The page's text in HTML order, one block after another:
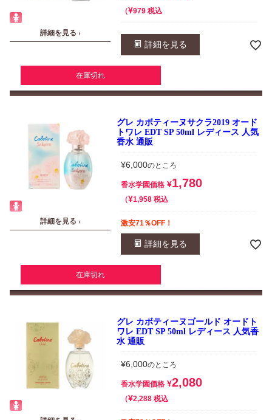
詳細を見る ›
¥979 税込
詳細を見る
在庫切れ
詳細を見る ›
グレ カボティーヌサクラ2019 オード
トワレ EDT SP 50ml レディース 人気
香水 通販
¥6,000のところ
香水学園価格 ¥1,780
¥1,958 税込
激安71％OFF！
詳細を見る
在庫切れ
グレ カボティーヌゴールド オードト
ワレ EDT SP 50ml レディース 人気香
水 通販
¥6,000のところ
香水学園価格 ¥2,080
¥2,288 税込